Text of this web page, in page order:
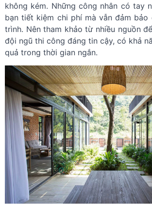
không kém. Những công nhân có tay
bạn tiết kiệm chi phí mà vẫn đảm bảo
trình. Nên tham khảo từ nhiều nguồn
đội ngũ thi công đáng tin cậy, có khả
quả trong thời gian ngắn.